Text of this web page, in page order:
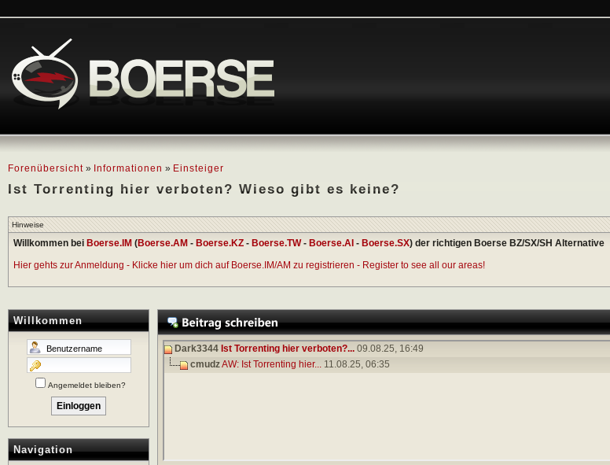
Forenübersicht » Informationen » Einsteiger
Ist Torrenting hier verboten? Wieso gibt es keine?
Hinweise
Willkommen bei Boerse.IM (Boerse.AM - Boerse.KZ - Boerse.TW- Boerse.AI - Boerse.SX) der richtigen Boerse BZ/SX/SH Alternative
Hier gehts zur Anmeldung - Klicke hier um dich auf Boerse.IM/AM zu registrieren - Register to see all our areas!
Willkommen
Angemeldet bleiben?
Navigation
Dark3344 Ist Torrenting hier verboten?... 09.08.25, 16:49
cmudzAW: Ist Torrenting hier... 11.08.25, 06:35